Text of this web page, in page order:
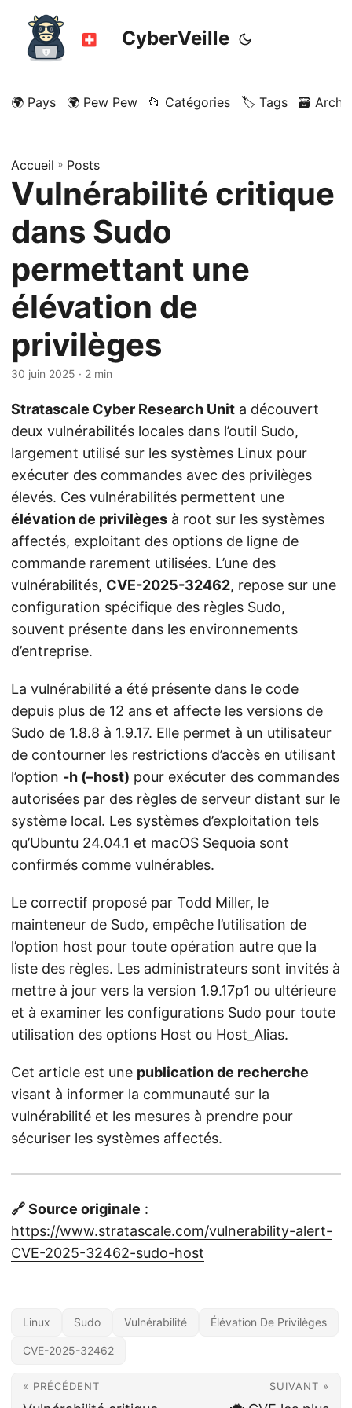
CyberVeille
🌍 Pays 🌍 Pew Pew 📂 Catégories 🏷️ Tags 🗃️
Accueil » Posts
Vulnérabilité critique
dans Sudo
permettant une
élévation de
privilèges
30 juin 2025 · 2 min
Stratascale Cyber Research Unit a découvert
deux vulnérabilités locales dans l’outil Sudo,
largement utilisé sur les systèmes Linux pour
exécuter des commandes avec des privilèges
élevés. Ces vulnérabilités permettent une
élévation de privilèges à root sur les systèmes
affectés, exploitant des options de ligne de
commande rarement utilisées. L’une des
vulnérabilités, CVE-2025-32462, repose sur une
configuration spécifique des règles Sudo,
souvent présente dans les environnements
d’entreprise.
La vulnérabilité a été présente dans le code
depuis plus de 12 ans et affecte les versions de
Sudo de 1.8.8 à 1.9.17. Elle permet à un utilisateur
de contourner les restrictions d’accès en utilisant
l’option -h (–host) pour exécuter des commandes
autorisées par des règles de serveur distant sur le
système local. Les systèmes d’exploitation tels
qu’Ubuntu 24.04.1 et macOS Sequoia sont
confirmés comme vulnérables.
Le correctif proposé par Todd Miller, le
mainteneur de Sudo, empêche l’utilisation de
l’option host pour toute opération autre que la
liste des règles. Les administrateurs sont invités à
mettre à jour vers la version 1.9.17p1 ou ultérieure
et à examiner les configurations Sudo pour toute
utilisation des options Host ou Host_Alias.
Cet article est une publication de recherche
visant à informer la communauté sur la
vulnérabilité et les mesures à prendre pour
sécuriser les systèmes affectés.
🔗 Source originale :
https://www.stratascale.com/vulnerability-alert-
CVE-2025-32462-sudo-host
Linux Sudo Vulnérabilité Élévation De Privilèges
CVE-2025-32462
« PRÉCÉDENT SUIVANT »